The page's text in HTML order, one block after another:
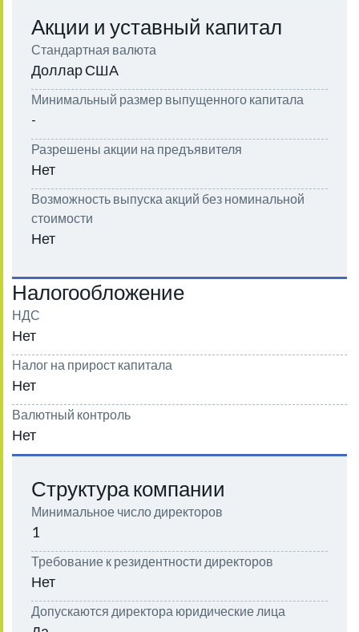
Акции и уставный капитал
Стандартная валюта
Доллар США
Минимальный размер выпущенного капитала
-
Разрешены акции на предъявителя
Нет
Возможность выпуска акций без номинальной
стоимости
Нет
Налогообложение
НДС
Нет
Налог на прирост капитала
Нет
Валютный контроль
Нет
Структура компании
Минимальное число директоров
1
Требование к резидентности директоров
Нет
Допускаются директора юридические лица